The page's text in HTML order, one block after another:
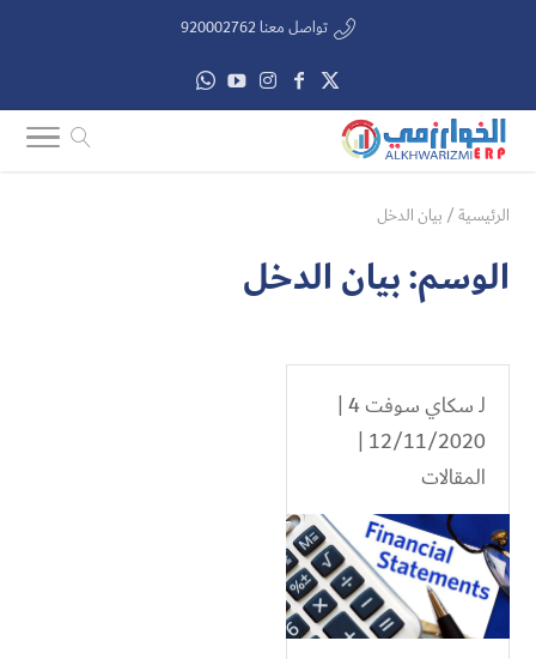
تواصل معنا 920002762
الرئيسية/ بيان الدخل
الوسم:بيان الدخل
لـسكاي سوفت 4
|
12/11/2020 |
المقالات